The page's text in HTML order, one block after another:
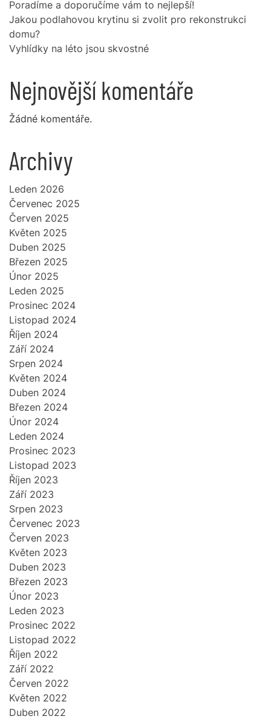
Poradíme a doporučíme vám to nejlepší!
Jakou podlahovou krytinu si zvolit pro rekonstrukci
domu?
Vyhlídky na léto jsou skvostné
Nejnovější komentáře
Žádné komentáře.
Archivy
Leden 2026
Červenec 2025
Červen 2025
Květen 2025
Duben 2025
Březen 2025
Únor 2025
Leden 2025
Prosinec 2024
Listopad 2024
Říjen 2024
Září 2024
Srpen 2024
Květen 2024
Duben 2024
Březen 2024
Únor 2024
Leden 2024
Prosinec 2023
Listopad 2023
Říjen 2023
Září 2023
Srpen 2023
Červenec 2023
Červen 2023
Květen 2023
Duben 2023
Březen 2023
Únor 2023
Leden 2023
Prosinec 2022
Listopad 2022
Říjen 2022
Září 2022
Červen 2022
Květen 2022
Duben 2022